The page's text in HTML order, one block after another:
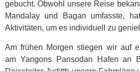
gebucht. Obwohl unsere Reise
Mandalay und Bagan umfasste,
Aktivitäten, um es individuell zu
Am frühen Morgen stiegen wir auf
am Yangons Pansodan Hafen an